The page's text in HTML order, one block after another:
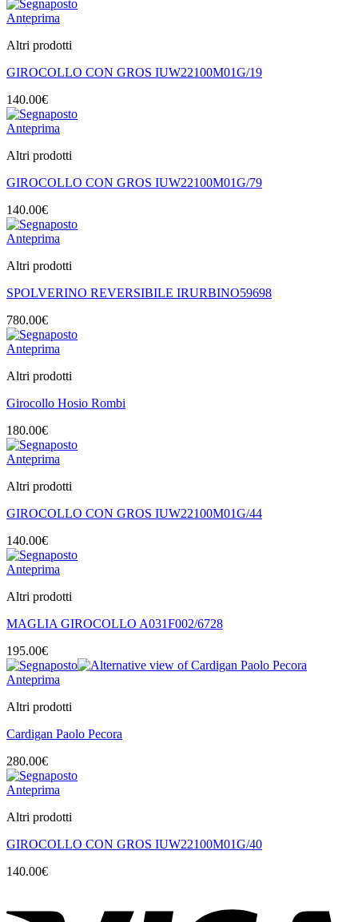
Anteprima
Altri prodotti
GIROCOLLO CON GROS IUW22100M01G/19
140.00€
Anteprima
Altri prodotti
GIROCOLLO CON GROS IUW22100M01G/79
140.00€
Anteprima
Altri prodotti
SPOLVERINO REVERSIBILE IRURBINO59698
780.00€
Anteprima
Altri prodotti
Girocollo Hosio Rombi
180.00€
Anteprima
Altri prodotti
GIROCOLLO CON GROS IUW22100M01G/44
140.00€
Anteprima
Altri prodotti
MAGLIA GIROCOLLO A031F002/6728
195.00€
Anteprima
Altri prodotti
Cardigan Paolo Pecora
280.00€
Anteprima
Altri prodotti
GIROCOLLO CON GROS IUW22100M01G/40
140.00€